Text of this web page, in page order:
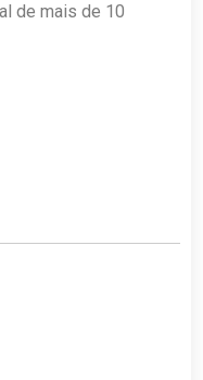
de mais de 10